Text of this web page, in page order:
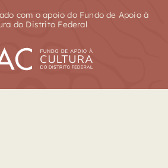
com o apoio do Fundo de Apoio à
do Distrito Federal